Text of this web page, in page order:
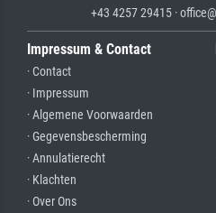
+43 4257 29415 ·
Impressum & Contact
· Contact
· Impressum
· Algemene Voorwaarden
· Gegevensbescherming
· Annulatierecht
· Klachten
· Over Ons